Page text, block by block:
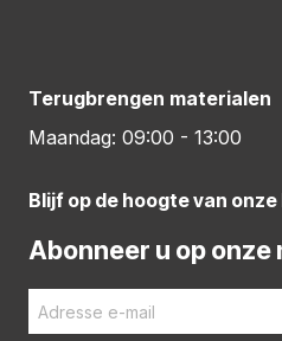
Terugbrengen materialen
Maandag: 09:00 - 13:00
Blijf op de hoogte van
Abonneer u op